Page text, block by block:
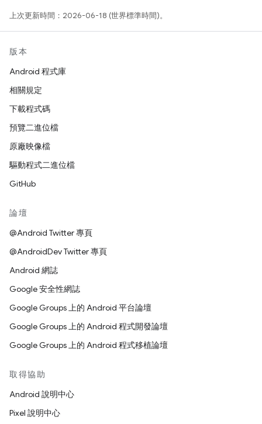
上次更新時間：2026-06-18 (世界標準時間)。
版本
Android 程式庫
相關規定
下載程式碼
預覽二進位檔
原廠映像檔
驅動程式二進位檔
GitHub
論壇
@Android Twitter 專頁
@AndroidDev Twitter 專頁
Android 網誌
Google 安全性網誌
Google Groups 上的 Android 平台論壇
Google Groups 上的 Android 程式開發論壇
Google Groups 上的 Android 程式移植論壇
取得協助
Android 說明中心
Pixel 說明中心